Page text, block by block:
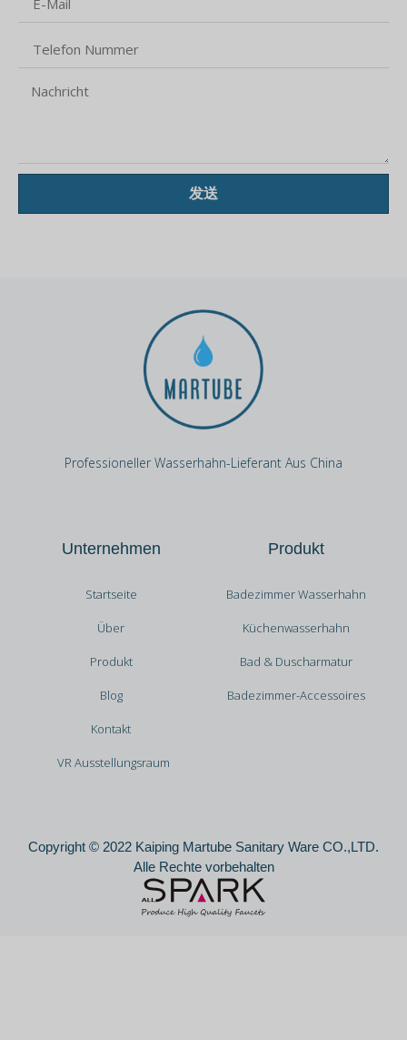
发送
Professioneller Wasserhahn-Lieferant Aus China
Unternehmen
Startseite
Über
Produkt
Blog
Kontakt
VR Ausstellungsraum
Produkt
Badezimmer Wasserhahn
Küchenwasserhahn
Bad & Duscharmatur
Badezimmer-Accessoires
Copyright © 2022 Kaiping Martube Sanitary Ware CO.,LTD.
Alle Rechte vorbehalten